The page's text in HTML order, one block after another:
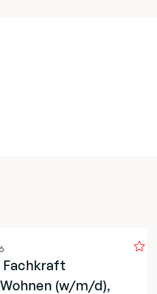
Fachkraft
(w/m/d),